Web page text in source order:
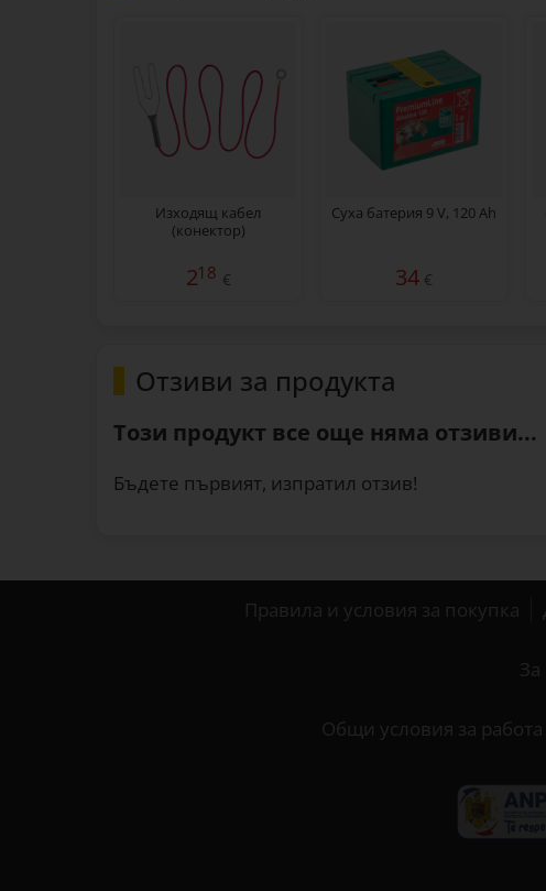
Изходящ кабел
(конектор)
218 €
Суха батерия 9 V, 120 Ah
34 €
Отзиви за продукта
Този продукт все още няма отзиви...
Бъдете първият, изпратил отзив!
Правила и условия за покупка
За
Общи условия за работа